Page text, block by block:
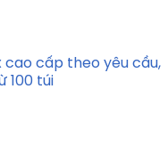
cao cấp theo yêu cầu,
100 túi